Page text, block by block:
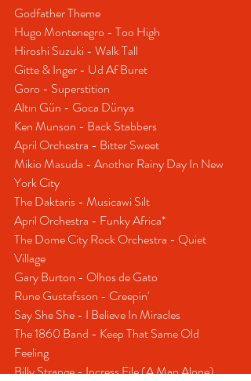
Godfather Theme
Hugo Montenegro - Too High
Hiroshi Suzuki - Walk Tall
Gitte & Inger - Ud Af Buret
Goro - Superstition
Altın Gün - Goca Dünya
Ken Munson - Back Stabbers
April Orchestra - Bitter Sweet
Mikio Masuda - Another Rainy Day In New
York City
The Daktaris - Musicawi Silt
April Orchestra - Funky Africa*
The Dome City Rock Orchestra - Quiet
Village
Gary Burton - Olhos de Gato
Rune Gustafsson - Creepin'
Say She She - I Believe In Miracles
The 1860 Band - Keep That Same Old
Feeling
Billy Strange - Ipcress File (A Man Alone)